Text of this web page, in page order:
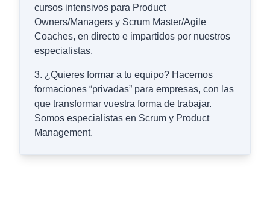
cursos intensivos para Product
Owners/Managers y Scrum Master/Agile
Coaches, en directo e impartidos por nuestros
especialistas.
3. ¿Quieres formar a tu equipo? Hacemos
formaciones “privadas” para empresas, con las
que transformar vuestra forma de trabajar.
Somos especialistas en Scrum y Product
Management.